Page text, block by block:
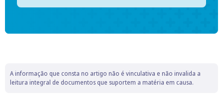
A informação que consta no artigo não é vinculativa e não invalida a
leitura integral de documentos que suportem a matéria em causa.